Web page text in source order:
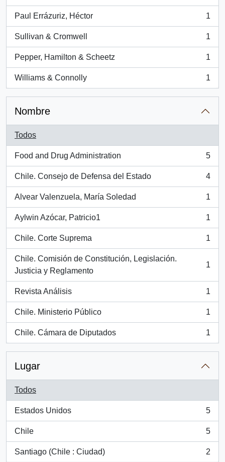
Paul Errázuriz, Héctor
, 1 resultados
1
Sullivan & Cromwell
, 1 resultados
1
Pepper, Hamilton & Scheetz
, 1 resultados
1
Williams & Connolly
, 1 resultados
1
Nombre
Todos
Food and Drug Administration
, 5 resultados
5
Chile. Consejo de Defensa del Estado
, 4 resultados
4
Alvear Valenzuela, María Soledad
, 1 resultados
1
Aylwin Azócar, Patricio1
, 1 resultados
1
Chile. Corte Suprema
, 1 resultados
1
Chile. Comisión de Constitución, Legislación.
Justicia y Reglamento
, 1 resultados
1
Revista Análisis
, 1 resultados
1
Chile. Ministerio Público
, 1 resultados
1
Chile. Cámara de Diputados
, 1 resultados
1
Lugar
Todos
Estados Unidos
, 5 resultados
5
Chile
, 5 resultados
5
Santiago (Chile : Ciudad)
, 2 resultados
2